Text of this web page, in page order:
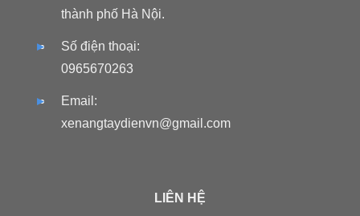
thành phố Hà Nội.
Số điện thoại:
0965670263
Email:
xenangtaydienvn@gmail.com
LIÊN HỆ